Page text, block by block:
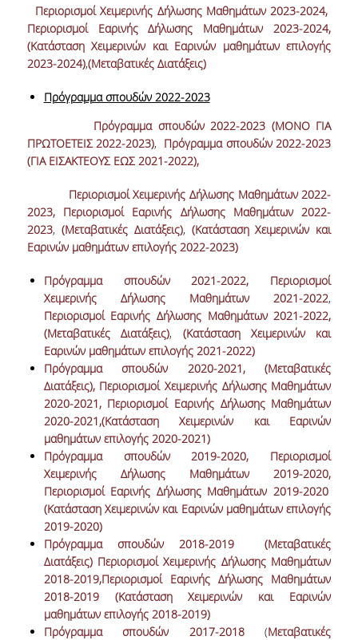
Περιορισμοί Χειμερινής Δήλωσης Μαθημάτων 2023-2024,
Περιορισμοί Εαρινής Δήλωσης Μαθημάτων 2023-2024,
(Κατάσταση Χειμερινών και Εαρινών μαθημάτων επιλογής
2023-2024),(Μεταβατικές Διατάξεις)
Πρόγραμμα σπουδών 2022-2023
Πρόγραμμα σπουδών 2022-2023 (ΜΟΝΟ ΓΙΑ
ΠΡΩΤΟΕΤΕΙΣ 2022-2023), Πρόγραμμα σπουδών 2022-2023
(ΓΙΑ ΕΙΣΑΚΤΕΟΥΣ ΕΩΣ 2021-2022),
Περιορισμοί Χειμερινής Δήλωσης Μαθημάτων 2022-
2023,
Περιορισμοί Εαρινής Δήλωσης Μαθημάτων 2022-
2023, (Μεταβατικές Διατάξεις), (Κατάσταση Χειμερινών και
Εαρινών μαθημάτων επιλογής 2022-2023)
Πρόγραμμα σπουδών 2021-2022,
Περιορισμοί
Χειμερινής Δήλωσης Μαθημάτων 2021-2022,
Περιορισμοί Εαρινής Δήλωσης Μαθημάτων 2021-2022,
(Μεταβατικές Διατάξεις), (Κατάσταση Χειμερινών και
Εαρινών μαθημάτων επιλογής 2021-2022)
Πρόγραμμα σπουδών 2020-2021,(Μεταβατικές
Διατάξεις), Περιορισμοί Χειμερινής Δήλωσης Μαθημάτων
2020-2021, Περιορισμοί Εαρινής Δήλωσης Μαθημάτων
2020-2021,(Κατάσταση Χειμερινών και Εαρινών
μαθημάτων επιλογής 2020-2021)
Πρόγραμμα σπουδών 2019-2020, Περιορισμοί
Χειμερινής Δήλωσης Μαθημάτων 2019-2020,
Περιορισμοί Εαρινής Δήλωσης Μαθημάτων 2019-2020
(Κατάσταση Χειμερινών και Εαρινών μαθημάτων επιλογής
2019-2020)
Πρόγραμμα σπουδών 2018-2019
(Μεταβατικές
Διατάξεις)Περιορισμοί Χειμερινής Δήλωσης Μαθημάτων
2018-2019,Περιορισμοί Εαρινής Δήλωσης Μαθημάτων
2018-2019
(Κατάσταση Χειμερινών και Εαρινών
μαθημάτων επιλογής 2018-2019)
Πρόγραμμα σπουδών 2017-2018(Μεταβατικές